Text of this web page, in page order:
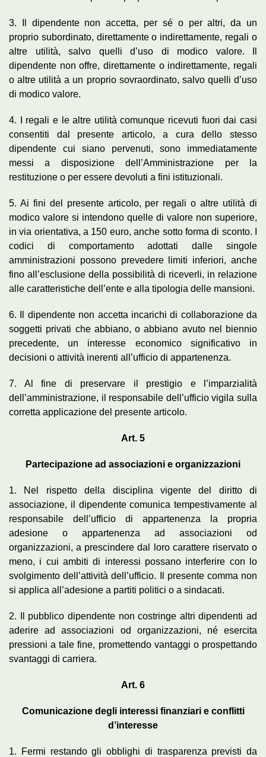
3. Il dipendente non accetta, per sé o per altri, da un
proprio subordinato, direttamente o indirettamente, regali o
altre utilità, salvo quelli d’uso di modico valore. Il
dipendente non offre, direttamente o indirettamente, regali
o altre utilità a un proprio sovraordinato, salvo quelli d’uso
di modico valore.
4. I regali e le altre utilità comunque ricevuti fuori dai casi
consentiti dal presente articolo, a cura dello stesso
dipendente cui siano pervenuti, sono immediatamente
messi a disposizione dell’Amministrazione per la
restituzione o per essere devoluti a fini istituzionali.
5. Ai fini del presente articolo, per regali o altre utilità di
modico valore si intendono quelle di valore non superiore,
in via orientativa, a 150 euro, anche sotto forma di sconto. I
codici di comportamento adottati dalle singole
amministrazioni possono prevedere limiti inferiori, anche
fino all’esclusione della possibilità di riceverli, in relazione
alle caratteristiche dell’ente e alla tipologia delle mansioni.
6. Il dipendente non accetta incarichi di collaborazione da
soggetti privati che abbiano, o abbiano avuto nel biennio
precedente, un interesse economico significativo in
decisioni o attività inerenti all’ufficio di appartenenza.
7. Al fine di preservare il prestigio e l’imparzialità
dell’amministrazione, il responsabile dell’ufficio vigila sulla
corretta applicazione del presente articolo.
Art. 5
Partecipazione ad associazioni e organizzazioni
1. Nel rispetto della disciplina vigente del diritto di
associazione, il dipendente comunica tempestivamente al
responsabile dell’ufficio di appartenenza la propria
adesione o appartenenza ad associazioni od
organizzazioni, a prescindere dal loro carattere riservato o
meno, i cui ambiti di interessi possano interferire con lo
svolgimento dell’attività dell’ufficio. Il presente comma non
si applica all’adesione a partiti politici o a sindacati.
2. Il pubblico dipendente non costringe altri dipendenti ad
aderire ad associazioni od organizzazioni, né esercita
pressioni a tale fine, promettendo vantaggi o prospettando
svantaggi di carriera.
Art. 6
Comunicazione degli interessi finanziari e conflitti
d’interesse
1. Fermi restando gli obblighi di trasparenza previsti da